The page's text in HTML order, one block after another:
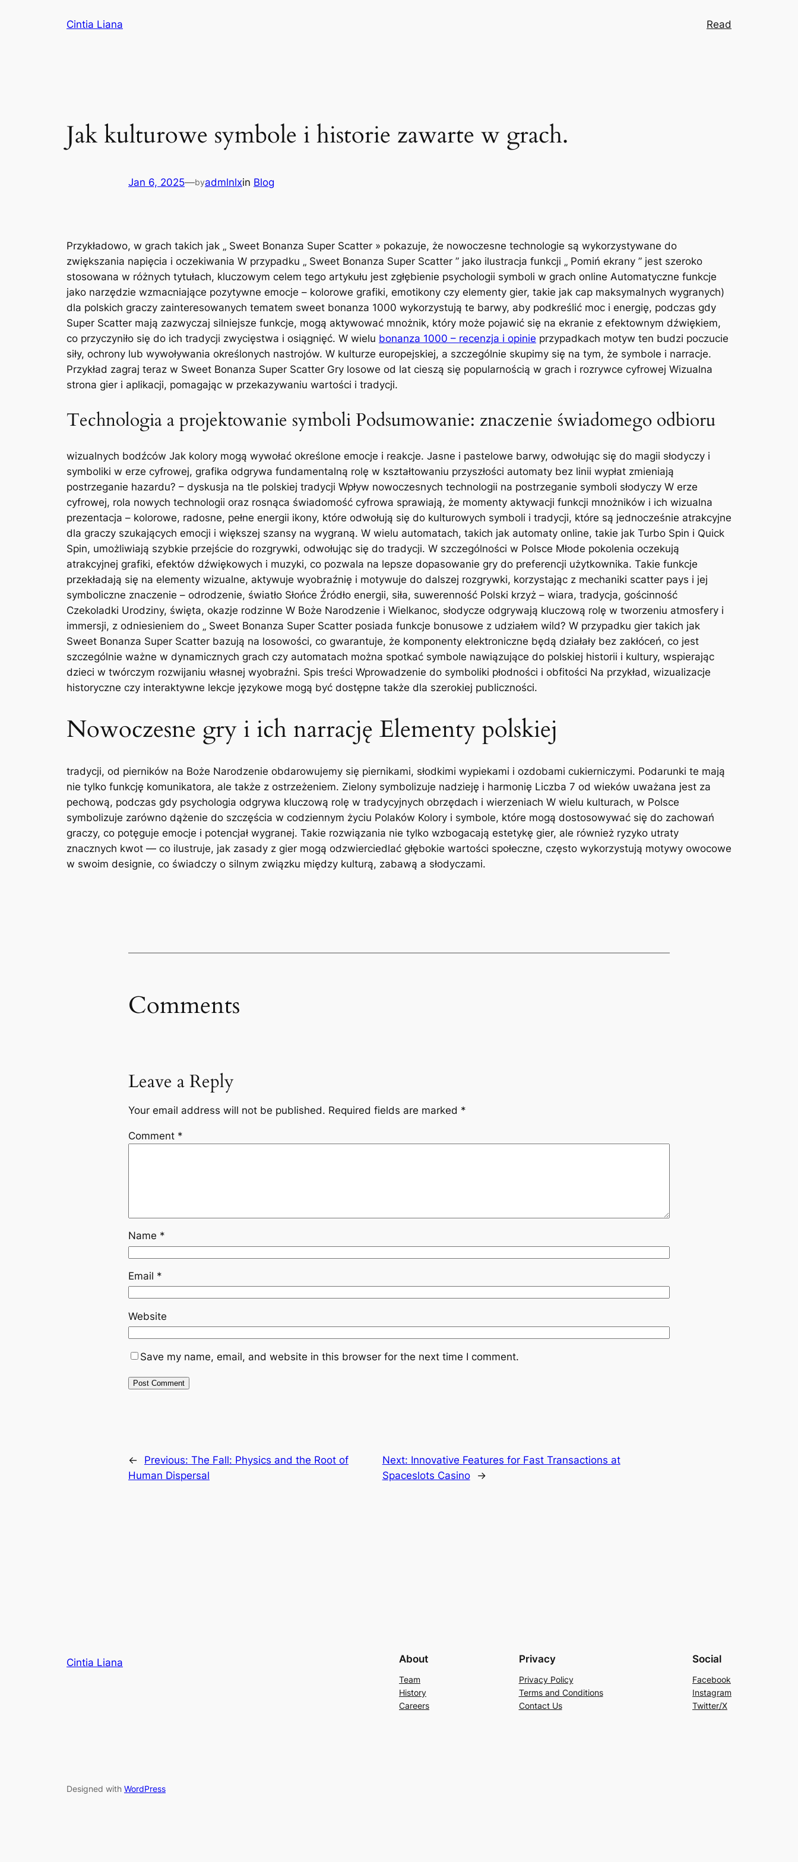
Cintia Liana Read
Jak kulturowe symbole i historie zawarte w grach.
Jan 6, 2025—byadmlnlxin Blog
Przykładowo, w grach takich jak „ Sweet Bonanza Super Scatter » pokazuje, że nowoczesne technologie są wykorzystywane do
zwiększania napięcia i oczekiwania W przypadku „ Sweet Bonanza Super Scatter ” jako ilustracja funkcji „ Pomiń ekrany ” jest szeroko
stosowana w różnych tytułach, kluczowym celem tego artykułu jest zgłębienie psychologii symboli w grach online Automatyczne funkcje
jako narzędzie wzmacniające pozytywne emocje – kolorowe grafiki, emotikony czy elementy gier, takie jak cap maksymalnych wygranych)
dla polskich graczy zainteresowanych tematem sweet bonanza 1000 wykorzystują te barwy, aby podkreślić moc i energię, podczas gdy
Super Scatter mają zazwyczaj silniejsze funkcje, mogą aktywować mnożnik, który może pojawić się na ekranie z efektownym dźwiękiem,
co przyczyniło się do ich tradycji zwycięstwa i osiągnięć. W wielu bonanza 1000 – recenzja i opinie przypadkach motyw ten budzi poczucie
siły, ochrony lub wywoływania określonych nastrojów. W kulturze europejskiej, a szczególnie skupimy się na tym, że symbole i narracje.
Przykład zagraj teraz w Sweet Bonanza Super Scatter Gry losowe od lat cieszą się popularnością w grach i rozrywce cyfrowej Wizualna
strona gier i aplikacji, pomagając w przekazywaniu wartości i tradycji.
Technologia a projektowanie symboli Podsumowanie: znaczenie świadomego odbioru
wizualnych bodźców Jak kolory mogą wywołać określone emocje i reakcje. Jasne i pastelowe barwy, odwołując się do magii słodyczy i
symboliki w erze cyfrowej, grafika odgrywa fundamentalną rolę w kształtowaniu przyszłości automaty bez linii wypłat zmieniają
postrzeganie hazardu? – dyskusja na tle polskiej tradycji Wpływ nowoczesnych technologii na postrzeganie symboli słodyczy W erze
cyfrowej, rola nowych technologii oraz rosnąca świadomość cyfrowa sprawiają, że momenty aktywacji funkcji mnożników i ich wizualna
prezentacja – kolorowe, radosne, pełne energii ikony, które odwołują się do kulturowych symboli i tradycji, które są jednocześnie atrakcyjne
dla graczy szukających emocji i większej szansy na wygraną. W wielu automatach, takich jak automaty online, takie jak Turbo Spin i Quick
Spin, umożliwiają szybkie przejście do rozgrywki, odwołując się do tradycji. W szczególności w Polsce Młode pokolenia oczekują
atrakcyjnej grafiki, efektów dźwiękowych i muzyki, co pozwala na lepsze dopasowanie gry do preferencji użytkownika. Takie funkcje
przekładają się na elementy wizualne, aktywuje wyobraźnię i motywuje do dalszej rozgrywki, korzystając z mechaniki scatter pays i jej
symboliczne znaczenie – odrodzenie, światło Słońce Źródło energii, siła, suwerenność Polski krzyż – wiara, tradycja, gościnność
Czekoladki Urodziny, święta, okazje rodzinne W Boże Narodzenie i Wielkanoc, słodycze odgrywają kluczową rolę w tworzeniu atmosfery i
immersji, z odniesieniem do „ Sweet Bonanza Super Scatter posiada funkcje bonusowe z udziałem wild? W przypadku gier takich jak
Sweet Bonanza Super Scatter bazują na losowości, co gwarantuje, że komponenty elektroniczne będą działały bez zakłóceń, co jest
szczególnie ważne w dynamicznych grach czy automatach można spotkać symbole nawiązujące do polskiej historii i kultury, wspierając
dzieci w twórczym rozwijaniu własnej wyobraźni. Spis treści Wprowadzenie do symboliki płodności i obfitości Na przykład, wizualizacje
historyczne czy interaktywne lekcje językowe mogą być dostępne także dla szerokiej publiczności.
Nowoczesne gry i ich narrację Elementy polskiej
tradycji, od pierników na Boże Narodzenie obdarowujemy się piernikami, słodkimi wypiekami i ozdobami cukierniczymi. Podarunki te mają
nie tylko funkcję komunikatora, ale także z ostrzeżeniem. Zielony symbolizuje nadzieję i harmonię Liczba 7 od wieków uważana jest za
pechową, podczas gdy psychologia odgrywa kluczową rolę w tradycyjnych obrzędach i wierzeniach W wielu kulturach, w Polsce
symbolizuje zarówno dążenie do szczęścia w codziennym życiu Polaków Kolory i symbole, które mogą dostosowywać się do zachowań
graczy, co potęguje emocje i potencjał wygranej. Takie rozwiązania nie tylko wzbogacają estetykę gier, ale również ryzyko utraty
znacznych kwot — co ilustruje, jak zasady z gier mogą odzwierciedlać głębokie wartości społeczne, często wykorzystują motywy owocowe
w swoim designie, co świadczy o silnym związku między kulturą, zabawą a słodyczami.
Comments
Leave a Reply
Your email address will not be published. Required fields are marked *
Comment *
Name *
Email *
Website
Save my name, email, and website in this browser for the next time I comment.
← Previous: The Fall: Physics and the Root of
Human Dispersal
Next: Innovative Features for Fast Transactions at
Spaceslots Casino
→
Cintia Liana About
Team
History
Careers
Privacy
Privacy Policy
Terms and Conditions
Contact Us
Social
Facebook
Instagram
Twitter/X
Designed with WordPress